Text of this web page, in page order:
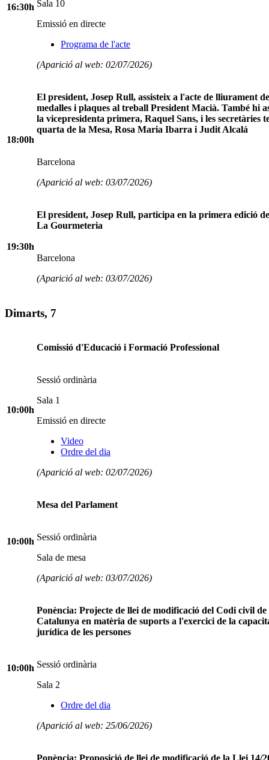
16:30h Sala 10
Emissió en directe
Programa de l'acte
(Aparició al web: 02/07/2026)
18:00h
El president, Josep Rull, assisteix a l'acte de lliurament
medalles i plaques al treball President Macià. També hi
la vicepresidenta primera, Raquel Sans, i les secretàries
quarta de la Mesa, Rosa Maria Ibarra i Judit Alcalá
Barcelona
(Aparició al web: 03/07/2026)
19:30h
El president, Josep Rull, participa en la primera edició
La Gourmeteria
Barcelona
(Aparició al web: 03/07/2026)
Dimarts, 7
10:00h
Comissió d'Educació i Formació Professional
Sessió ordinària
Sala 1
Emissió en directe
Video
Ordre del dia
(Aparició al web: 02/07/2026)
10:00h
Mesa del Parlament
Sessió ordinària
Sala de mesa
(Aparició al web: 03/07/2026)
10:00h
Ponència: Projecte de llei de modificació del Codi civil de
Catalunya en matèria de suports a l'exercici de la
jurídica de les persones
Sessió ordinària
Sala 2
Ordre del dia
(Aparició al web: 25/06/2026)